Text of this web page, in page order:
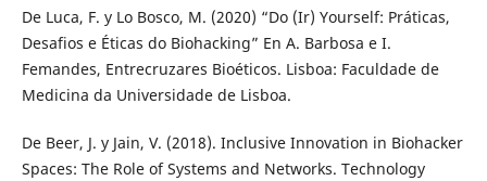
De Luca, F. y Lo Bosco, M. (2020) “Do (Ir) Yourself: Práticas,
Desafios e Éticas do Biohacking” En A. Barbosa e I.
Femandes, Entrecruzares Bioéticos. Lisboa: Faculdade de
Medicina da Universidade de Lisboa.
De Beer, J. y Jain, V. (2018). Inclusive Innovation in Biohacker
Spaces: The Role of Systems and Networks. Technology